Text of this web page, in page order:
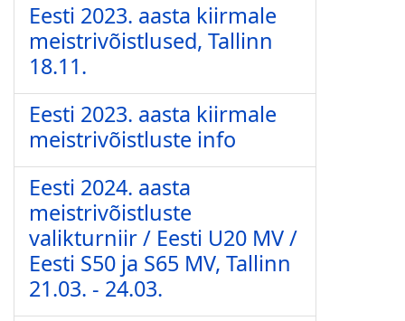
Eesti 2023. aasta kiirmale
meistrivõistlused, Tallinn
18.11.
Eesti 2023. aasta kiirmale
meistrivõistluste info
Eesti 2024. aasta
meistrivõistluste
valikturniir / Eesti U20 MV /
Eesti S50 ja S65 MV, Tallinn
21.03. - 24.03.